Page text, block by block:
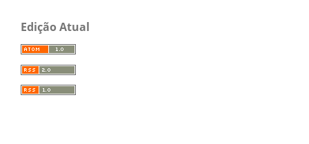
Edição Atual